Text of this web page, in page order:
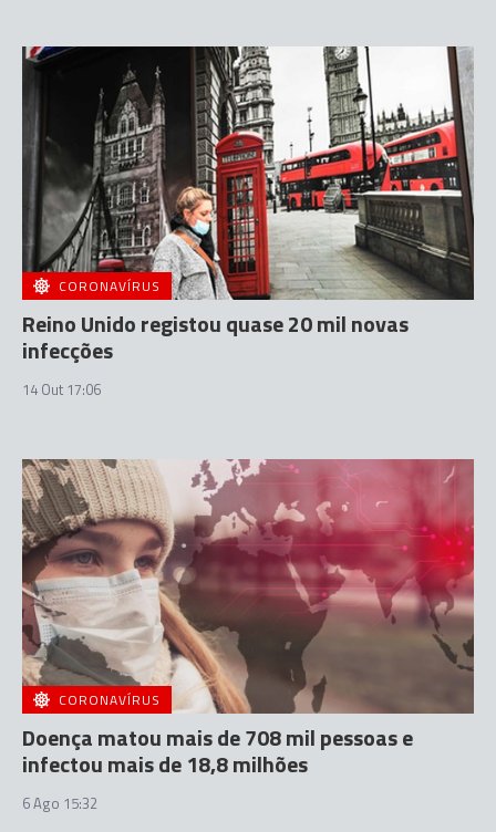
CORONAVÍRUS
Reino Unido registou quase 20 mil novas
infecções
14 Out 17:06
CORONAVÍRUS
Doença matou mais de 708 mil pessoas e
infectou mais de 18,8 milhões
6 Ago 15:32